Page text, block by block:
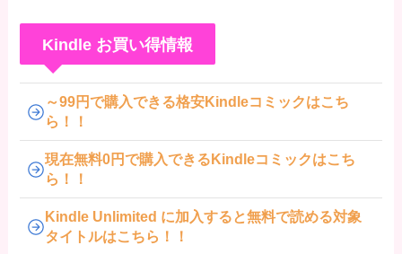
Kindle お買い得情報
～99円で購入できる格安Kindleコミックはこち
ら！！
現在無料0円で購入できるKindleコミックはこち
ら！！
Kindle Unlimited に加入すると無料で読める対象
タイトルはこちら！！